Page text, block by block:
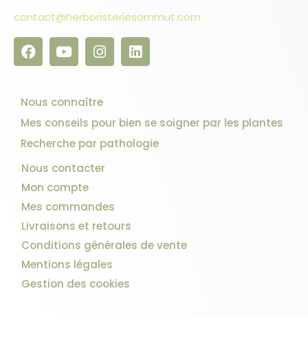
contact@herboristeriesammut.com
Nous connaître
Mes conseils pour bien se soigner par les plantes
Recherche par pathologie
Nous contacter
Mon compte
Mes commandes
Livraisons et retours
Conditions générales de vente
Mentions légales
Gestion des cookies